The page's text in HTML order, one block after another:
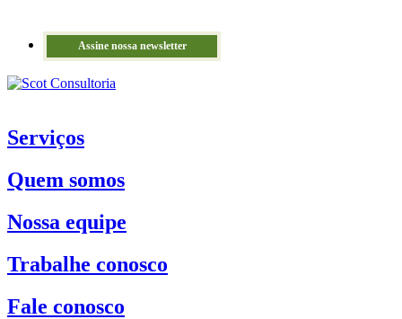
Assine nossa newsletter
Serviços
Quem somos
Nossa equipe
Trabalhe conosco
Fale conosco